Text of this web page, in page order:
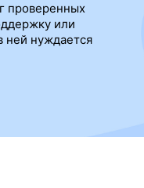
проверенных
или
ней нуждается